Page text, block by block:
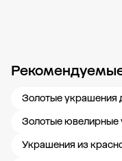
Золотые украшения
Золотые ювелирные
Украшения из
Новости компании